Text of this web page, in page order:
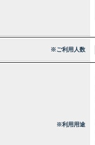
※ご利用人数
※利用用途